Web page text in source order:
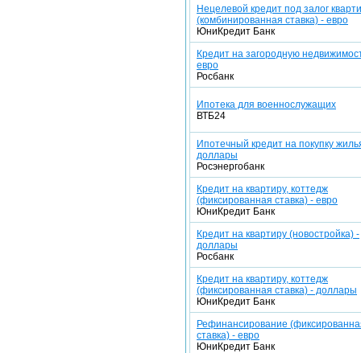
Нецелевой кредит под залог
(комбинированная ставка) - евро
ЮниКредит Банк
Кредит на загородную
евро
Росбанк
Ипотека для военнослужащих
ВТБ24
Ипотечный кредит на покупку
доллары
Росэнергобанк
Кредит на квартиру, коттедж
(фиксированная ставка) - евро
ЮниКредит Банк
Кредит на квартиру (новостройка) -
доллары
Росбанк
Кредит на квартиру, коттедж
(фиксированная ставка) - доллары
ЮниКредит Банк
Рефинансирование
ставка) - евро
ЮниКредит Банк